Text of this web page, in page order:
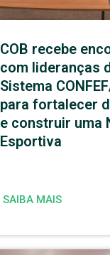
COB recebe
com lideranças
Sistema
para fortalecer
e construir uma
Esportiva
SAIBA MAIS